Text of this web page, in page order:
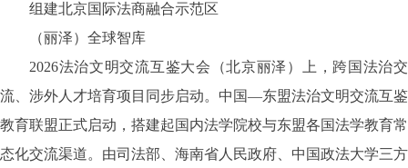
组建北京国际法商融合示范区
（丽泽）全球智库
2026法治文明交流互鉴大会（北京丽泽）上，跨国法治交
流、涉外人才培育项目同步启动。中国—东盟法治文明交流互鉴
教育联盟正式启动，搭建起国内法学院校与东盟各国法学教育常
态化交流渠道。由司法部、海南省人民政府、中国政法大学三方